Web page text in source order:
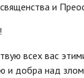
и
всех вас
и добра над